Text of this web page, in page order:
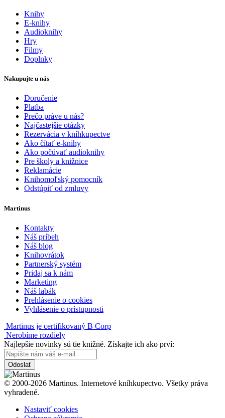
Knihy
E-knihy
Audioknihy
Hry
Filmy
Doplnky
Nakupujte u nás
Doručenie
Platba
Prečo práve u nás?
Najčastejšie otázky
Rezervácia v kníhkupectve
Ako čítať e-knihy
Ako počúvať audioknihy
Pre školy a knižnice
Reklamácie
Knihomoľský pomocník
Odstúpiť od zmluvy
Martinus
Kontakty
Náš príbeh
Náš blog
Knihovrátok
Partnerský systém
Pridaj sa k nám
Marketing
Náš labák
Prehlásenie o cookies
Vyhlásenie o prístupnosti
Martinus je certifikovaný B Corp
Nerobíme rozdiely
Najlepšie novinky sú tie knižné. Získajte ich ako prví:
Odoslať
© 2000-2026 Martinus. Internetové kníhkupectvo. Všetky práva
vyhradené.
Nastaviť cookies